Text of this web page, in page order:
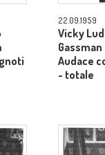
22.09.1959
Vicky
Audace
- totale